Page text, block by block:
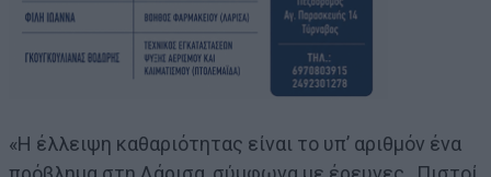
«Η έλλειψη καθαριότητας είναι το υπ’ αριθμόν ένα